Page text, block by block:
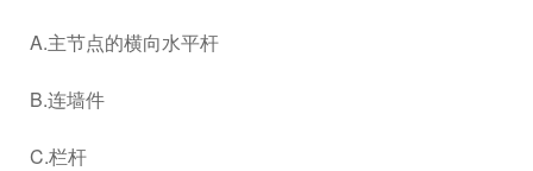
A.主节点的横向水平杆
B.连墙件
C.栏杆